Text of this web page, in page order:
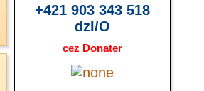
+421 903 343 518
dzI/O
cez Donater